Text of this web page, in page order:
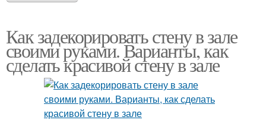
Как задекорировать стену в зале
своими руками. Варианты, как
сделать красивой стену в зале